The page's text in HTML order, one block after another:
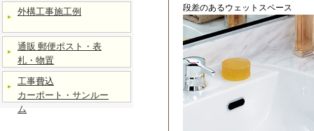
段差のあるウェットスペース
外構工事施工例
通販 郵便ポスト・表
札・物置
工事費込
カーポート・サンルー
ム